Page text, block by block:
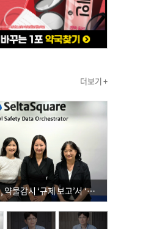
더보기 +
셀타스퀘어, 약물감시 ‘규제 보고’서 ‘데이터 의사결정’으로 "PVX 전환 요구 커진다"